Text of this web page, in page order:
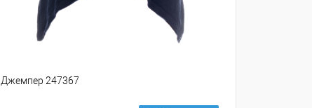
Джемпер 247367